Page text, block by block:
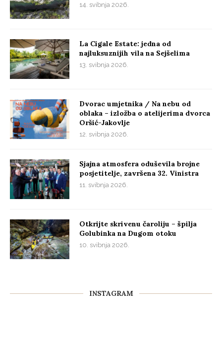
14. svibnja 2026.
La Cigale Estate: jedna od
najluksuznijih vila na Sejšelima
13. svibnja 2026.
Dvorac umjetnika / Na nebu od
oblaka – izložba o atelijerima dvorca
Oršić-Jakovlje
12. svibnja 2026.
Sjajna atmosfera oduševila brojne
posjetitelje, završena 32. Vinistra
11. svibnja 2026.
Otkrijte skrivenu čaroliju – špilja
Golubinka na Dugom otoku
10. svibnja 2026.
INSTAGRAM